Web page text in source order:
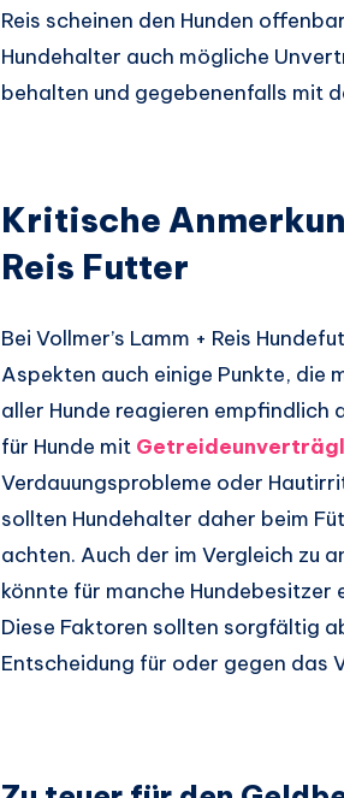
Reis scheinen den Hunden
Hundehalter auch mögliche
behalten und gegebenenfalls mit
Kritische
Reis Futter
Bei Vollmer’s Lamm + Reis
Aspekten auch einige Punkte, die
aller Hunde reagieren empfindlich
für Hunde mit
Verdauungsprobleme oder
sollten Hundehalter daher beim
achten. Auch der im Vergleich zu
könnte für manche Hundebesitzer
Diese Faktoren sollten sorgfältig
Entscheidung für oder gegen das